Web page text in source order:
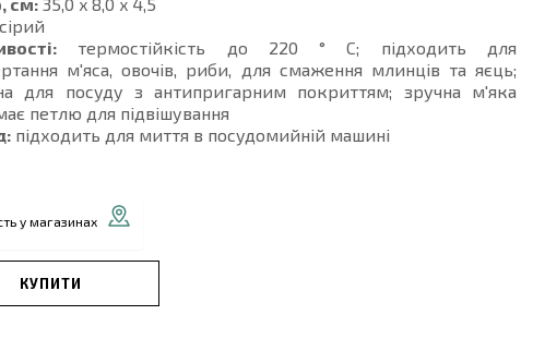
сірий
термостійкість до 220 ° C; підходить для
м'яса, овочів, риби, для смаження млинців та яєць;
для посуду з антипригарним покриттям; зручна м'яка
петлю для підвішування
підходить для миття в посудомийній машині
у магазинах
КУПИТИ